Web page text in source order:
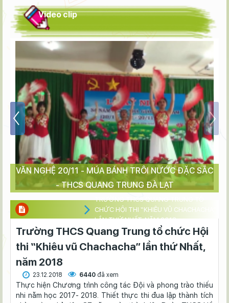
Video clip
VĂN NGHỆ 20/11 - MÚA BÁNH TRÔI NƯỚC ĐẶC SẮC
- THCS QUANG TRUNG ĐÀ LẠT
TRƯỜNG THCS QUANG TRUNG TỔ
CHỨC HỘI THI “KHIÊU VŨ CHACHACHA”
LẦN THỨ NHẤT, NĂM 2018
Trường THCS Quang Trung tổ chức Hội
thi “Khiêu vũ Chachacha” lần thứ Nhất,
năm 2018
23.12.2018 6440 đã xem
Thực hiện Chương trình công tác Đội và phong trào thiếu
nhi năm học 2017- 2018. Thiết thực thi đua lập thành tích